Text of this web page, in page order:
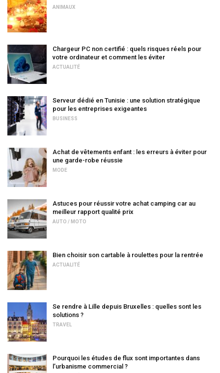
ANIMAUX
Chargeur PC non certifié : quels risques réels pour
votre ordinateur et comment les éviter
ACTUALITÉ
Serveur dédié en Tunisie : une solution stratégique
pour les entreprises exigeantes
BUSINESS
Achat de vêtements enfant : les erreurs à éviter pour
une garde-robe réussie
MODE
Astuces pour réussir votre achat camping car au
meilleur rapport qualité prix
AUTO / MOTO
Bien choisir son cartable à roulettes pour la rentrée
ACTUALITÉ
Se rendre à Lille depuis Bruxelles : quelles sont les
solutions ?
TRAVEL
Pourquoi les études de flux sont importantes dans
l’urbanisme commercial ?